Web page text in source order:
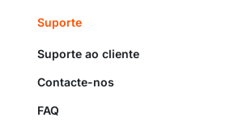
Suporte
Suporte ao cliente
Contacte-nos
FAQ